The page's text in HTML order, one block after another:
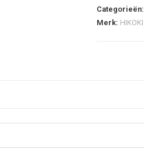
Categorieën:
Merk: HIKOKI